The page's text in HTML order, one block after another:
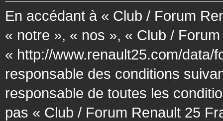
En accédant à « Club / Forum
« notre », « nos », « Club /
« http://www.renault25.com/data/
responsable des conditions
responsable de toutes les
pas « Club / Forum Renault 25